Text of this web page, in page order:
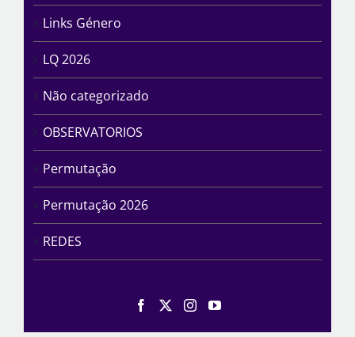
Links Género
LQ 2026
Não categorizado
OBSERVATORIOS
Permutação
Permutação 2026
REDES